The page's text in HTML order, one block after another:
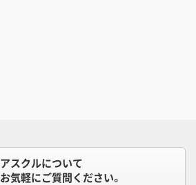
アスクルについて
お気軽にご質問ください。